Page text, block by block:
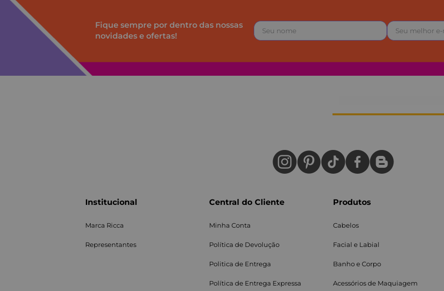
Fique sempre por dentro das nossas
novidades e ofertas!
Institucional
Marca Ricca
Representantes
Central do Cliente
Minha Conta
Política de Devolução
Politica de Entrega
Política de Entrega Expressa
Produtos
Cabelos
Facial e Labial
Banho e Corpo
Acessórios de Maquiagem